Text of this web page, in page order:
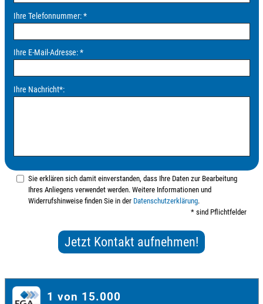
Ihre Telefonnummer:*
Ihre E-Mail-Adresse:*
Ihre Nachricht*:
Sie erklären sich damit einverstanden, dass Ihre Daten zur Bearbeitung
Ihres Anliegens verwendet werden. Weitere Informationen und
Widerrufshinweise finden Sie in der Datenschutzerklärung.
* sind Pflichtfelder
1 von 15.000